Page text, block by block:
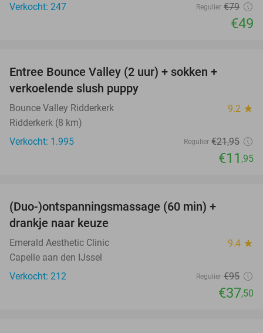
Verkocht: 247
Regulier €79
€49
Entree Bounce Valley (2 uur) + sokken +
verkoelende slush puppy
Bounce Valley Ridderkerk 9.2 star
Ridderkerk (8 km)
Verkocht: 1.995
Regulier €21,95
€11 ,95
(Duo-)ontspanningsmassage (60 min) +
drankje naar keuze
Emerald Aesthetic Clinic 9.4 star
Capelle aan den IJssel
Verkocht: 212
Regulier €95
€37,50